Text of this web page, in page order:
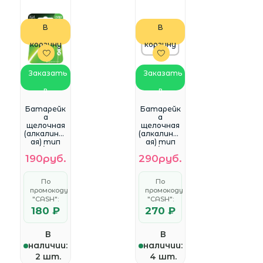
В
корзину
Заказать
в
WhatsApp
Батарейк
a
щелочная
(алкалинов
ая) тип
GP Super (
2шт в
блистере)
190руб.
По
промокоду
"CASH":
180 ₽
В
наличии:
2 шт.
В
корзину
Заказать
в
WhatsApp
Батарейк
a
щелочная
(алкалинов
ая) тип
GP Super (
4шт в
блистере)
290руб.
По
промокоду
"CASH":
270 ₽
В
наличии:
4 шт.